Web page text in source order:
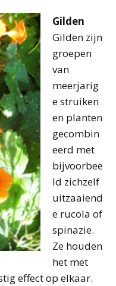
Gilden
Gilden zijn
groepen
van
meerjarig
e struiken
en planten
gecombin
eerd met
bijvoorbee
ld zichzelf
uitzaaiend
e rucola of
spinazie.
Ze houden
het met
effect op elkaar.